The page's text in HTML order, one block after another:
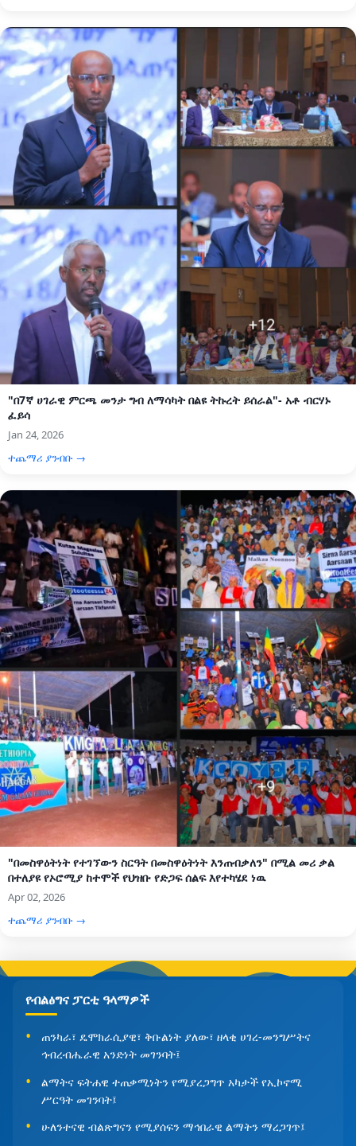
"በ7ኛ ሀገራዊ ምርጫ መንታ ግብ ለማሳካት በልዩ ትኩረት ይሰራል"- አቶ ብርሃኑ
ፈይሳ
Jan 24, 2026
ተጨማሪ ያንብቡ →
"በመስዋዕትነት የተገኘውን ስርዓት በመስዋዕትነት እንጠብቃለን" በሚል መሪ ቃል
በተለያዩ የኦሮሚያ ከተሞች የህዝቡ የድጋፍ ሰልፍ እየተካሄደ ነዉ
Apr 02, 2026
ተጨማሪ ያንብቡ →
የብልፅግና ፓርቲ ዓላማዎች
ጠንካራ፣ ዴሞክራሲያዊ፣ ቅቡልነት ያለው፣ ዘላቂ ሀገረ-መንግሥትና
ኅብረብሔራዊ አንድነት መገንባት፤
ልማትና ፍትሐዊ ተጠቃሚነትን የሚያረጋግጥ አካታች የኢኮኖሚ
ሥርዓት መገንባት፤
ሁለንተናዊ ብልጽግናን የሚያሰፍን ማኅበራዊ ልማትን ማረጋገጥ፤